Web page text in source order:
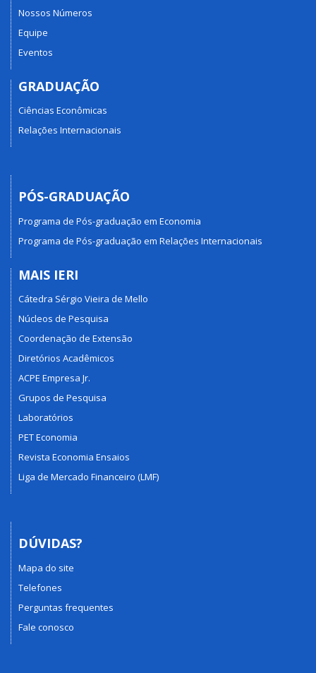
Nossos Números
Equipe
Eventos
GRADUAÇÃO
Ciências Econômicas
Relações Internacionais
PÓS-GRADUAÇÃO
Programa de Pós-graduação em Economia
Programa de Pós-graduação em Relações Internacionais
MAIS IERI
Cátedra Sérgio Vieira de Mello
Núcleos de Pesquisa
Coordenação de Extensão
Diretórios Acadêmicos
ACPE Empresa Jr.
Grupos de Pesquisa
Laboratórios
PET Economia
Revista Economia Ensaios
Liga de Mercado Financeiro (LMF)
DÚVIDAS?
Mapa do site
Telefones
Perguntas frequentes
Fale conosco